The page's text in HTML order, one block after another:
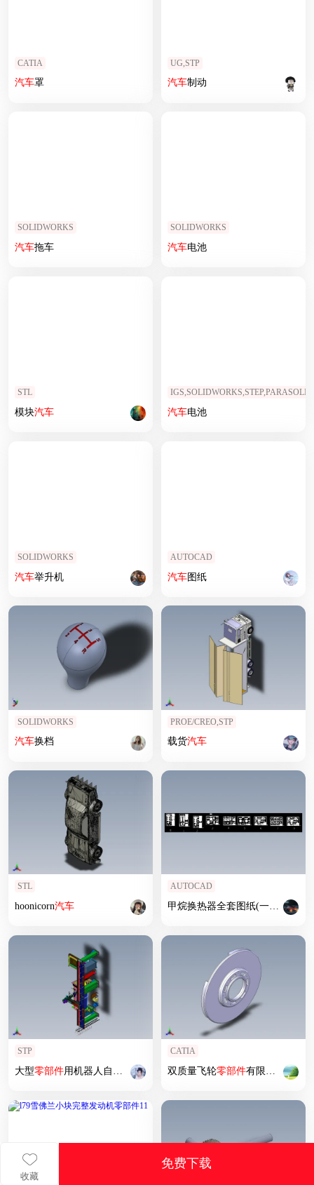
收藏
免费下载
CATIA
汽车罩
UG,STP
汽车制动
SOLIDWORKS
汽车拖车
SOLIDWORKS
汽车电池
STL
模块汽车
IGS,SOLIDWORKS,STEP,PARASOLID
汽车电池
SOLIDWORKS
汽车举升机
AUTOCAD
汽车图纸
SOLIDWORKS
汽车换档
PROE/CREO,STP
载货汽车
STL
hoonicorn汽车
AUTOCAD
甲烷换热器全套图纸(一张总图，8张
STP
大型零部件用机器人自动焊接生产线
CATIA
双质量飞轮零部件有限元分析-长弧形弹簧